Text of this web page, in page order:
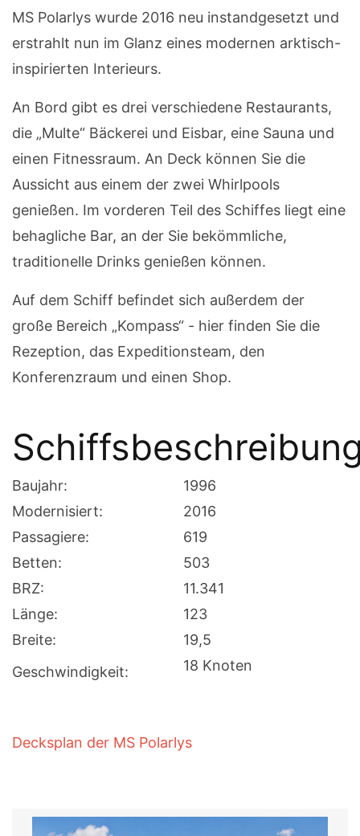
MS Polarlys wurde 2016 neu instandgesetzt und
erstrahlt nun im Glanz eines modernen arktisch-
inspirierten Interieurs.
An Bord gibt es drei verschiedene Restaurants,
die „Multe“ Bäckerei und Eisbar, eine Sauna und
einen Fitnessraum. An Deck können Sie die
Aussicht aus einem der zwei Whirlpools
genießen. Im vorderen Teil des Schiffes liegt eine
behagliche Bar, an der Sie bekömmliche,
traditionelle Drinks genießen können.
Auf dem Schiff befindet sich außerdem der
große Bereich „Kompass“ - hier finden Sie die
Rezeption, das Expeditionsteam, den
Konferenzraum und einen Shop.
Baujahr:
1996
Modernisiert:
2016
Passagiere:
619
Betten:
503
BRZ:
11.341
Länge:
123
Breite:
19,5
Geschwindigkeit:
18 Knoten
Decksplan der MS Polarlys